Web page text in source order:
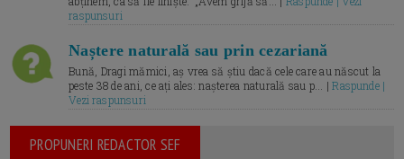
raspunsuri
Naștere naturală sau prin cezariană
Bună, Dragi mămici, aș vrea să știu dacă cele care au născut la
peste 38 de ani, ce ați ales: nașterea naturală sau p... |Raspunde |
Vezi raspunsuri
PROPUNERI REDACTOR SEF